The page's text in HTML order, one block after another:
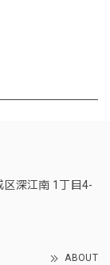
深江南 1丁目4-
ABOUT